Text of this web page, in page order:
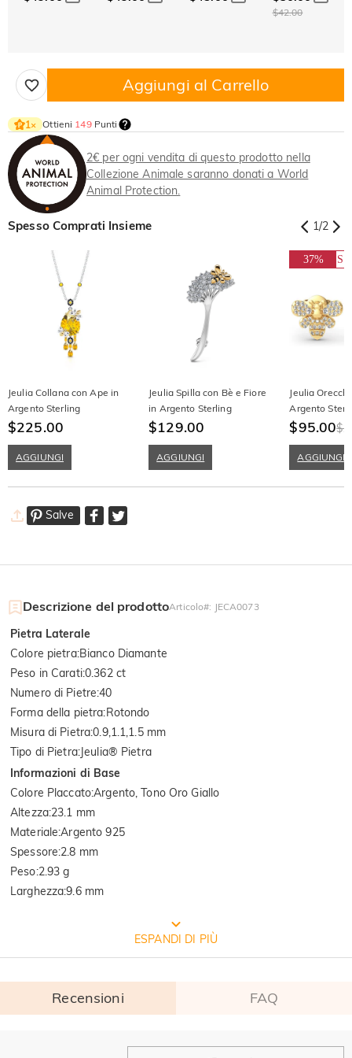
$42.00
Aggiungi al Carrello
1× Ottieni 149Punti
2€ per ogni vendita di questo prodotto nella
Collezione Animale saranno donati a World
Animal Protection.
Spesso Comprati Insieme 1/2
Jeulia Collana con Ape in
Argento Sterling
$225.00
AGGIUNGI
Jeulia Spilla con Bè e Fiore
in Argento Sterling
$129.00
AGGIUNGI
37%
Jeulia
Argento
$95.00
AGGIUNGI
Salve
Descrizione del prodottoArticolo#: JECA0073
Pietra Laterale
Colore pietra:Bianco Diamante
Peso in Carati:0.362 ct
Numero di Pietre:40
Forma della pietra:Rotondo
Misura di Pietra:0.9,1.1,1.5 mm
Tipo di Pietra:Jeulia® Pietra
Informazioni di Base
Colore Placcato:Argento, Tono Oro Giallo
Altezza:23.1 mm
Materiale:Argento 925
Spessore:2.8 mm
Peso:2.93 g
Larghezza:9.6 mm
CONFEZIONE GRATUITA JEULIA
ESPANDI DI PIÙ
Recensioni FAQ